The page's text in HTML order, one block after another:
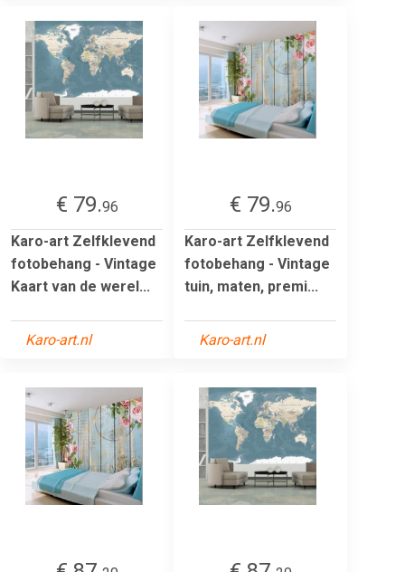
€ 79.96
Karo-art Zelfklevend
fotobehang - Vintage
Kaart van de werel...
Karo-art.nl
€ 79.96
Karo-art Zelfklevend
fotobehang - Vintage
tuin, maten, premi...
Karo-art.nl